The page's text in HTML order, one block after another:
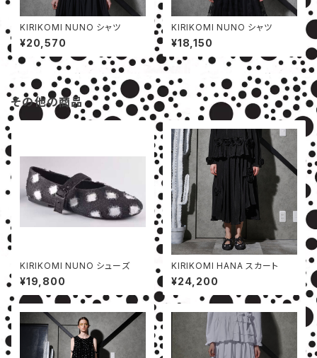
KIRIKOMI NUNO シャツ
¥20,570
KIRIKOMI NUNO シャツ
¥18,150
その他の商品
KIRIKOMI NUNO シューズ
¥19,800
KIRIKOMI HANA スカート
¥24,200